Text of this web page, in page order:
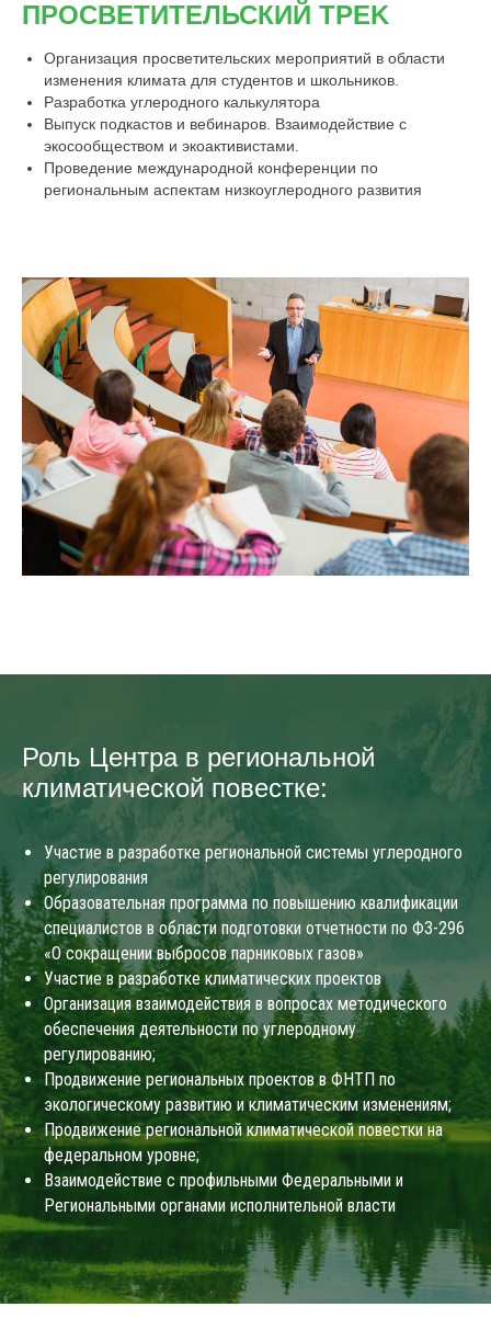
ПРОСВЕТИТЕЛЬСКИЙ ТРЕK
Организация просветительских мероприятий в области
изменения климата для студентов и школьников.
Разработка углеродного калькулятора
Выпуск подкастов и вебинаров. Взаимодействие с
экосообществом и экоактивистами.
Проведение международной конференции по
региональным аспектам низкоуглеродного развития
Роль Центра в региональной
климатической повестке:
Участие в разработке региональной системы углеродного
регулирования
Образовательная программа по повышению квалификации
специалистов в области подготовки отчетности по ФЗ-296
«О сокращении выбросов парниковых газов»
Участие в разработке климатических проектов
Организация взаимодействия в вопросах методического
обеспечения деятельности по углеродному
регулированию;
Продвижение региональных проектов в ФНТП по
экологическому развитию и климатическим изменениям;
Продвижение региональной климатической повестки на
федеральном уровне;
Взаимодействие с профильными Федеральными и
Региональными органами исполнительной власти